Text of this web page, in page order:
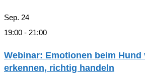
Sep. 24
19:00 - 21:00
Webinar: Emotionen beim Hund
erkennen, richtig handeln